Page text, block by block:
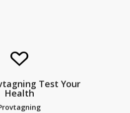
Test Your
Health
Instagram